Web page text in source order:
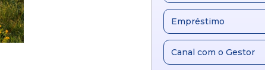
Empréstimo
Canal com o Gestor